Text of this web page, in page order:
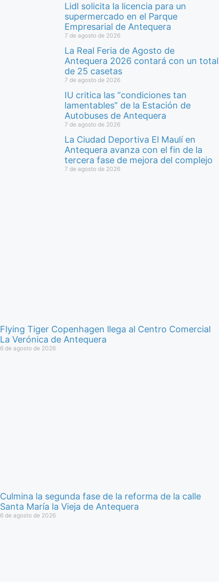
Lidl solicita la licencia para un
supermercado en el Parque
Empresarial de Antequera
7 de agosto de 2026
La Real Feria de Agosto de
Antequera 2026 contará con un total
de 25 casetas
7 de agosto de 2026
IU critica las “condiciones tan
lamentables” de la Estación de
Autobuses de Antequera
7 de agosto de 2026
La Ciudad Deportiva El Maulí en
Antequera avanza con el fin de la
tercera fase de mejora del complejo
7 de agosto de 2026
Flying Tiger Copenhagen llega al Centro Comercial
La Verónica de Antequera
6 de agosto de 2026
Culmina la segunda fase de la reforma de la calle
Santa María la Vieja de Antequera
6 de agosto de 2026